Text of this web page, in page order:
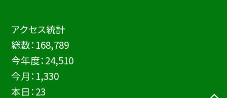
アクセス統計
総数： 168,789
今年度：24,510
今月： 1,330
本日：23